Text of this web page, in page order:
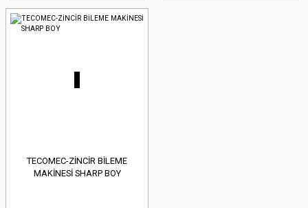
TECOMEC-ZİNCİR BİLEME
MAKİNESİ SHARP BOY